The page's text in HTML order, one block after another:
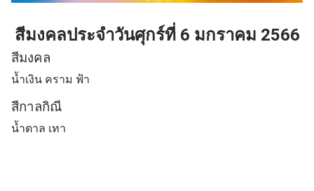
สีมงคลประจำวันศุกร์ที่ 6 มกราคม 2566
สีมงคล
น้ำเงิน คราม ฟ้า
สีกาลกิณี
น้ำตาล เทา